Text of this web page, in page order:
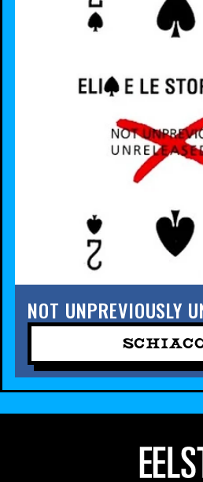
NOT UNPREVIOUSLY